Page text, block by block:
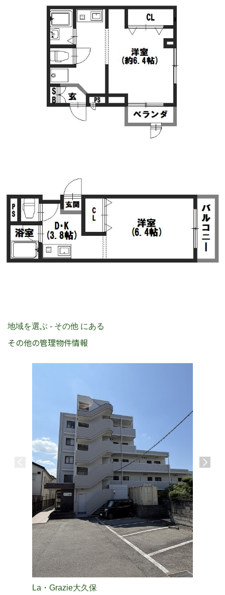
地域を選ぶ - その他 にある
その他の管理物件情報
La・Grazie大久保